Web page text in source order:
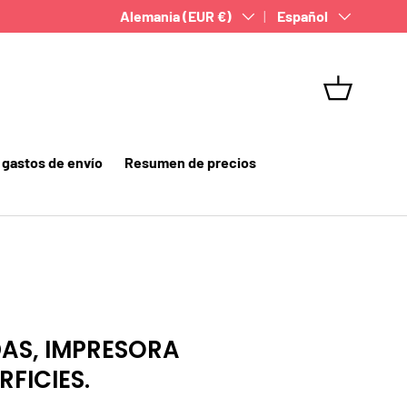
País/Región
Alemania (EUR €) IdiomaEspañol
Camino
gastos de envío Resumen de precios
IMPRESORA